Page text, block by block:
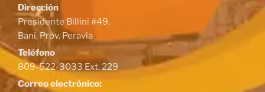
Dirección
Presidente Billini #49,
Baní, Prov. Peravia
Teléfono
809-522-3033 Ext. 229
Correo electrónico: